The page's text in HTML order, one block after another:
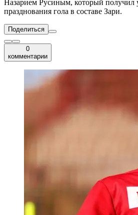
Назарием Русиным, который получил
празднования гола в составе Зари.
Поделиться
0
комментарии